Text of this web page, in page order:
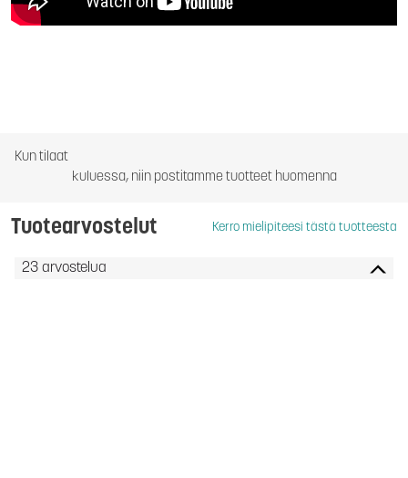
Kun tilaat
kuluessa, niin postitamme tuotteet huomenna
Tuotearvostelut Kerro mielipiteesi tästä tuotteesta
23 arvostelua